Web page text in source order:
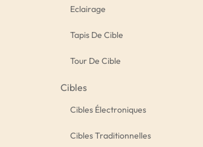
Eclairage
Tapis De Cible
Tour De Cible
Cibles
Cibles Électroniques
Cibles Traditionnelles